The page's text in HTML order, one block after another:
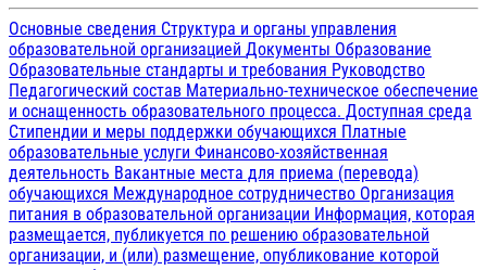
Основные сведения Структура и органы управления
образовательной организацией Документы Образование
Образовательные стандарты и требования Руководство
Педагогический состав Материально-техническое обеспечение
и оснащенность образовательного процесса. Доступная среда
Стипендии и меры поддержки обучающихся Платные
образовательные услуги Финансово-хозяйственная
деятельность Вакантные места для приема (перевода)
обучающихся Международное сотрудничество Организация
питания в образовательной организации Информация, которая
размещается, публикуется по решению образовательной
организации, и (или) размещение, опубликование которой